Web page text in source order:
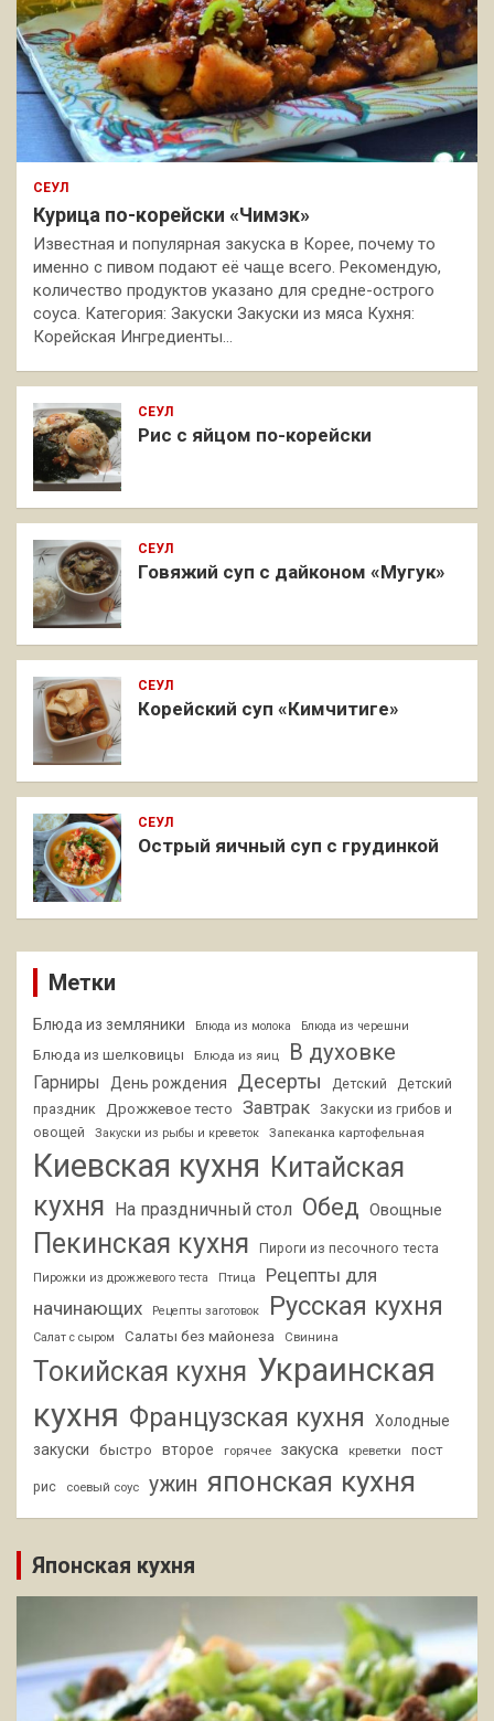
СЕУЛ
Курица по-корейски «Чимэк»
Известная и популярная закуска в Корее, почему то
именно с пивом подают её чаще всего. Рекомендую,
количество продуктов указано для средне-острого
соуса. Категория: Закуски Закуски из мяса Кухня:
Корейская Ингредиенты…
СЕУЛ
Рис с яйцом по-корейски
СЕУЛ
Говяжий суп с дайконом «Мугук»
СЕУЛ
Корейский суп «Кимчитиге»
СЕУЛ
Острый яичный суп с грудинкой
Метки
Блюда из земляники Блюда из молока Блюда из черешни
Блюда из шелковицы Блюда из яиц В духовке
Гарниры День рождения Десерты Детский
Детский
праздник
Дрожжевое тесто Завтрак
Закуски из грибов и
овощей
Закуски из рыбы и креветок Запеканка картофельная
Киевская кухня Китайская
кухня На праздничный стол Обед Овощные
Пекинская кухня Пироги из песочного теста
Пирожки из дрожжевого теста Птица
Рецепты для
начинающих
Рецепты заготовок Русская кухня
Салат с сыром Салаты без майонеза Свинина
Токийская кухня Украинская
кухня Французская кухня
Холодные
закуски
быстро второе горячее закуска креветки пост
рис соевый соус ужин японская кухня
Японская кухня